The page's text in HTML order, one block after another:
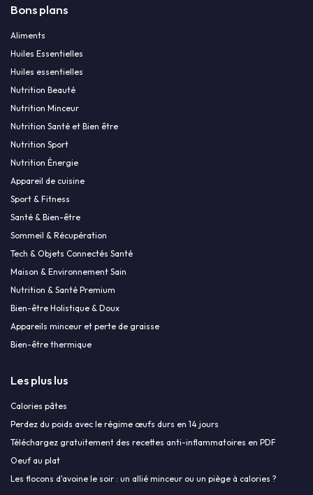
Bons plans
Aliments
Huiles Essentielles
Huiles essentielles
Nutrition Beauté
Nutrition Minceur
Nutrition Santé et Bien être
Nutrition Sport
Nutrition Énergie
Appareil de cuisine
Sport & Fitness
Santé & Bien-être
Sommeil & Récupération
Tech & Objets Connectés Santé
Maison & Environnement Sain
Nutrition & Santé Premium
Bien-être Holistique & Doux
Appareils minceur et perte de graisse
Bien-être thermique
Les plus lus
Calories pâtes
Perdez du poids avec le régime œufs durs en 14 jours
Téléchargez gratuitement des recettes anti-inflammatoires en PDF
Oeuf au plat
Les flocons d'avoine le soir : un allié minceur ou un piège à calories ?